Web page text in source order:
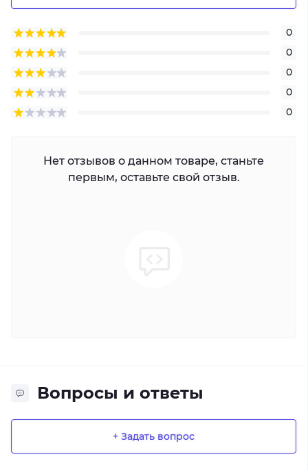
0
0
0
0
0
Нет отзывов о данном товаре, станьте
первым, оставьте свой отзыв.
Вопросы и ответы
+ Задать вопрос